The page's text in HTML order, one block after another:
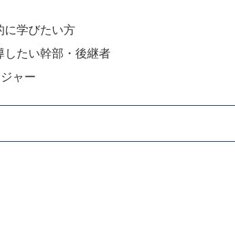
に学びたい方
したい幹部・後継者
ャー